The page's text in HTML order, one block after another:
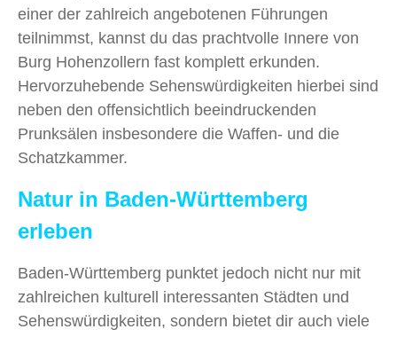
einer der zahlreich angebotenen Führungen
teilnimmst, kannst du das prachtvolle Innere von
Burg Hohenzollern fast komplett erkunden.
Hervorzuhebende Sehenswürdigkeiten hierbei sind
neben den offensichtlich beeindruckenden
Prunksälen insbesondere die Waffen- und die
Schatzkammer.
Natur in Baden-Württemberg
erleben
Baden-Württemberg punktet jedoch nicht nur mit
zahlreichen kulturell interessanten Städten und
Sehenswürdigkeiten, sondern bietet dir auch viele